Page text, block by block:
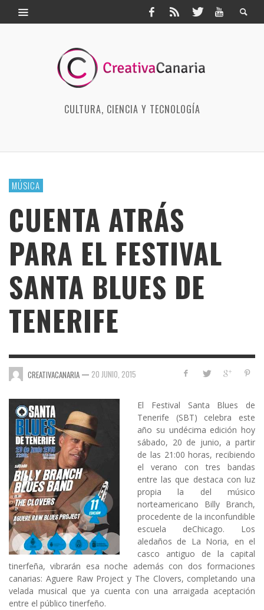
CULTURA, CIENCIA Y TECNOLOGÍA
MÚSICA
CUENTA ATRÁS
PARA EL FESTIVAL
SANTA BLUES DE
TENERIFE
CREATIVACANARIA — 20 JUNIO, 2015
El Festival Santa Blues de
Tenerife (SBT) celebra este
año su undécima edición hoy
sábado, 20 de junio, a partir
de las 21:00 horas, recibiendo
el verano con tres bandas
entre las que destaca con luz
propia la del músico
norteamericano Billy Branch,
procedente de la inconfundible
escuela deChicago. Los
aledaños de La Noria, en el
casco antiguo de la capital
tinerfeña, vibrarán esa noche además con dos formaciones
canarias: Aguere Raw Project y The Clovers, completando una
velada musical que ya cuenta con una arraigada aceptación
entre el público tinerfeño.